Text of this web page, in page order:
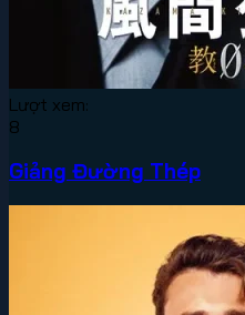
Lượt xem:
8
Giảng Đường Thép